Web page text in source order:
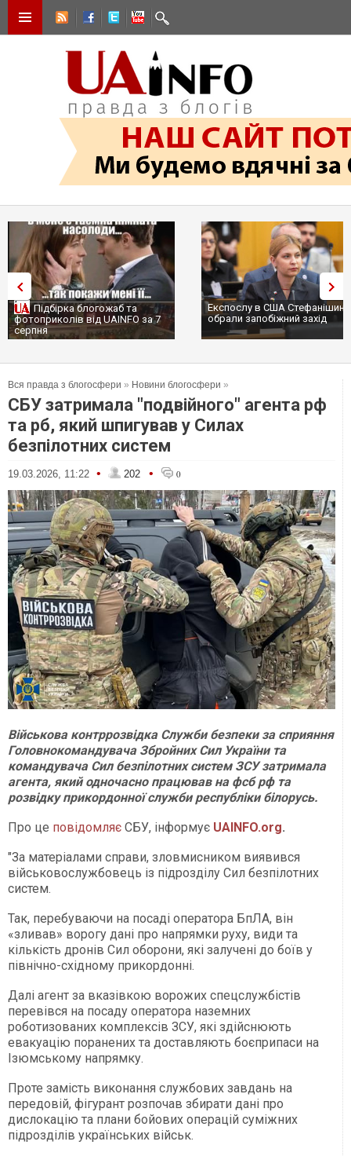
Підбірка блогожаб та
фотоприколів від UAINFO за 7
серпня
Експослу в США
обрали запобіжний захід
Вся правда з блогосфери » Новини блогосфери »
СБУ затримала "подвійного" агента рф
та рб, який шпигував у Силах
безпілотних систем
19.03.2026, 11:22 • 202 • 0
Військова контррозвідка Служби безпеки за сприяння
Головнокомандувача Збройних Сил України та
командувача Сил безпілотних систем ЗСУ затримала
агента, який одночасно працював на фсб рф та
розвідку прикордонної служби республіки білорусь.
Про це повідомляє СБУ, інформує UAINFO.org.
"За матеріалами справи, зловмисником виявився
військовослужбовець із підрозділу Сил безпілотних
систем.
Так, перебуваючи на посаді оператора БпЛА, він
«зливав» ворогу дані про напрямки руху, види та
кількість дронів Сил оборони, які залучені до боїв у
північно-східному прикордонні.
Далі агент за вказівкою ворожих спецслужбістів
перевівся на посаду оператора наземних
роботизованих комплексів ЗСУ, які здійснюють
евакуацію поранених та доставляють боєприпаси на
Ізюмському напрямку.
Проте замість виконання службових завдань на
передовій, фігурант розпочав збирати дані про
дислокацію та плани бойових операцій суміжних
підрозділів українських військ.